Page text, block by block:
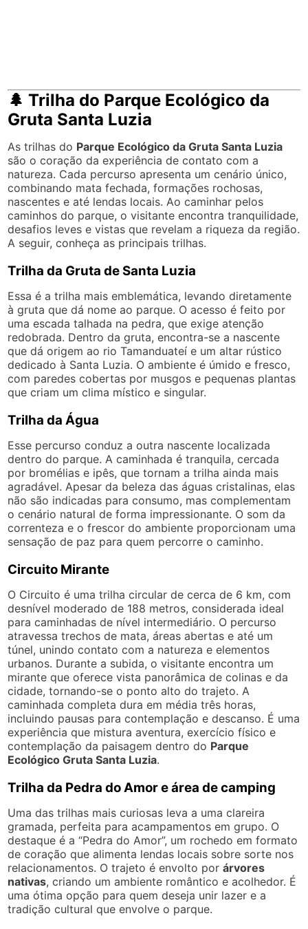
🌲 Trilha do Parque Ecológico da
Gruta Santa Luzia
As trilhas do Parque Ecológico da Gruta Santa Luzia
são o coração da experiência de contato com a
natureza. Cada percurso apresenta um cenário único,
combinando mata fechada, formações rochosas,
nascentes e até lendas locais. Ao caminhar pelos
caminhos do parque, o visitante encontra tranquilidade,
desafios leves e vistas que revelam a riqueza da região.
A seguir, conheça as principais trilhas.
Trilha da Gruta de Santa Luzia
Essa é a trilha mais emblemática, levando diretamente
à gruta que dá nome ao parque. O acesso é feito por
uma escada talhada na pedra, que exige atenção
redobrada. Dentro da gruta, encontra-se a nascente
que dá origem ao rio Tamanduateí e um altar rústico
dedicado à Santa Luzia. O ambiente é úmido e fresco,
com paredes cobertas por musgos e pequenas plantas
que criam um clima místico e singular.
Trilha da Água
Esse percurso conduz a outra nascente localizada
dentro do parque. A caminhada é tranquila, cercada
por bromélias e ipês, que tornam a trilha ainda mais
agradável. Apesar da beleza das águas cristalinas, elas
não são indicadas para consumo, mas complementam
o cenário natural de forma impressionante. O som da
correnteza e o frescor do ambiente proporcionam uma
sensação de paz para quem percorre o caminho.
Circuito Mirante
O Circuito é uma trilha circular de cerca de 6 km, com
desnível moderado de 188 metros, considerada ideal
para caminhadas de nível intermediário. O percurso
atravessa trechos de mata, áreas abertas e até um
túnel, unindo contato com a natureza e elementos
urbanos. Durante a subida, o visitante encontra um
mirante que oferece vista panorâmica de colinas e da
cidade, tornando-se o ponto alto do trajeto. A
caminhada completa dura em média três horas,
incluindo pausas para contemplação e descanso. É uma
experiência que mistura aventura, exercício físico e
contemplação da paisagem dentro do Parque
Ecológico Gruta Santa Luzia.
Trilha da Pedra do Amor e área de camping
Uma das trilhas mais curiosas leva a uma clareira
gramada, perfeita para acampamentos em grupo. O
destaque é a “Pedra do Amor”, um rochedo em formato
de coração que alimenta lendas locais sobre sorte nos
relacionamentos. O trajeto é envolto porárvores
nativas, criando um ambiente romântico e acolhedor. É
uma ótima opção para quem deseja unir lazer e a
tradição cultural que envolve o parque.